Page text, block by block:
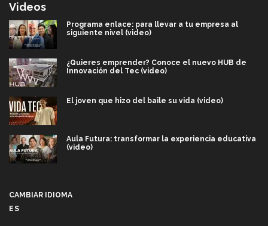
Videos
Programa enlace: para llevar a tu empresa al
siguiente nivel (video)
¿Quieres emprender? Conoce el nuevo HUB de
Innovación del Tec (video)
El joven que hizo del baile su vida (video)
Aula Futura: transformar la experiencia educativa
(video)
CAMBIAR IDIOMA
ES